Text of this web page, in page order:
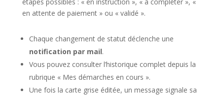
en attente de paiement » ou « validé ».
Chaque changement de statut déclenche une
notification par mail.
Vous pouvez consulter l’historique complet depuis la
rubrique « Mes démarches en cours ».
Une fois la carte grise éditée, un message signale sa